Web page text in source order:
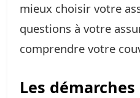
mieux choisir votre
questions à votre
comprendre votre
Les